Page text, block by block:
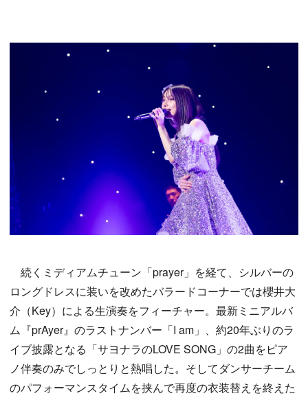
続くミディアムチューン「prayer」を経て、シルバーの
ロングドレスに装いを改めたバラードコーナーでは櫻井大
介（Key）による生演奏をフィーチャー。最新ミニアルバ
ム『prAyer』のラストナンバー「I am」、約20年ぶりのラ
イブ披露となる「サヨナラのLOVE SONG」の2曲をピア
ノ伴奏のみでしっとりと熱唱した。そしてダンサーチーム
のパフォーマンスタイムを挟んで再度の衣装替えを終えた